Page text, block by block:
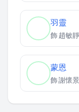
羽靈
飾趙敏靜
蒙恩
飾謝懷景